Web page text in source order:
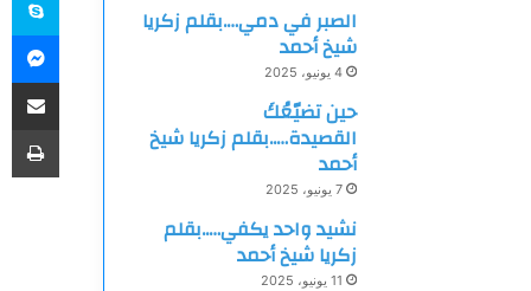
الصبر في دمي….بقلم زكريا
شيخ أحمد
4 يونيو، 2025
حين تضيّعُكَ
القصيدة…..بقلم زكريا شيخ
أحمد
7 يونيو، 2025
نشيد واحد يكفي…..بقلم
زكريا شيخ أحمد
11 يونيو، 2025